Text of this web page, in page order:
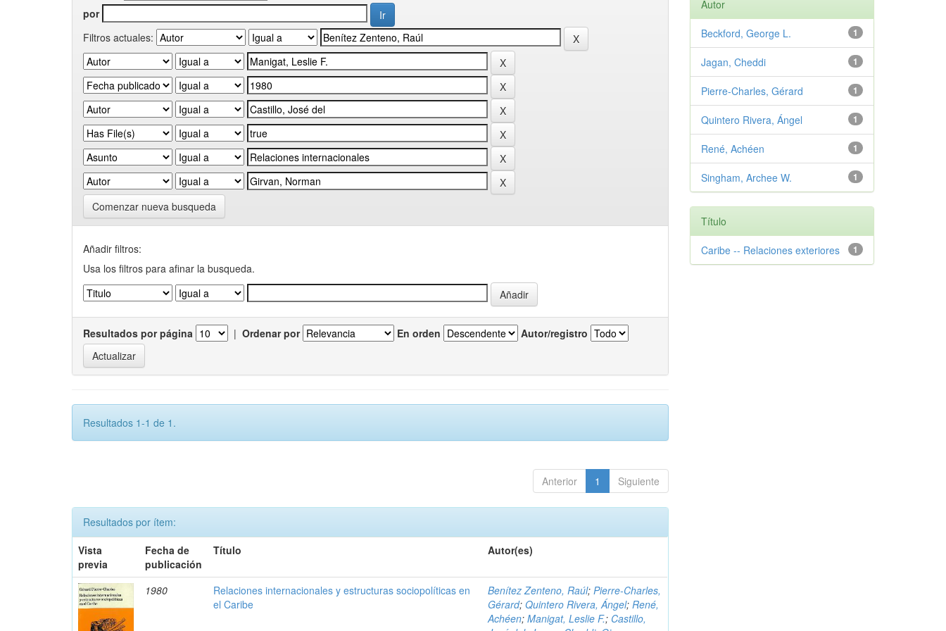
por
Filtros actuales:
Comenzar nueva busqueda
Añadir filtros:
Usa los filtros para afinar la busqueda.
Resultados por página | Ordenar por En orden Autor/registro
Resultados 1-1 de 1.
Anterior 1 Siguiente
Resultados por ítem:
Vista
previa
Fecha de
publicación
Título Autor(es)
1980
Relaciones internacionales y estructuras sociopolíticas en
el Caribe
Benítez Zenteno, Raúl;Pierre-Charles,
Gérard;Quintero Rivera, Ángel;René,
Achéen;Manigat, Leslie F.; Castillo,
Autor
1
Beckford, George L.
1
Jagan, Cheddi
1
Pierre-Charles, Gérard
1
Quintero Rivera, Ángel
1
René, Achéen
1
Singham, Archee W.
Título
1
Caribe -- Relaciones exteriores